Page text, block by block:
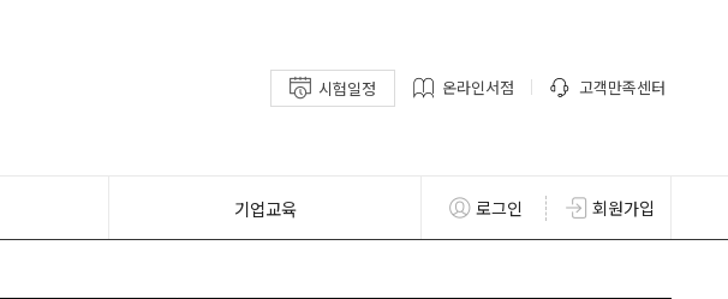
시험일정 온라인서점 고객만족센터
기업교육 로그인 회원가입